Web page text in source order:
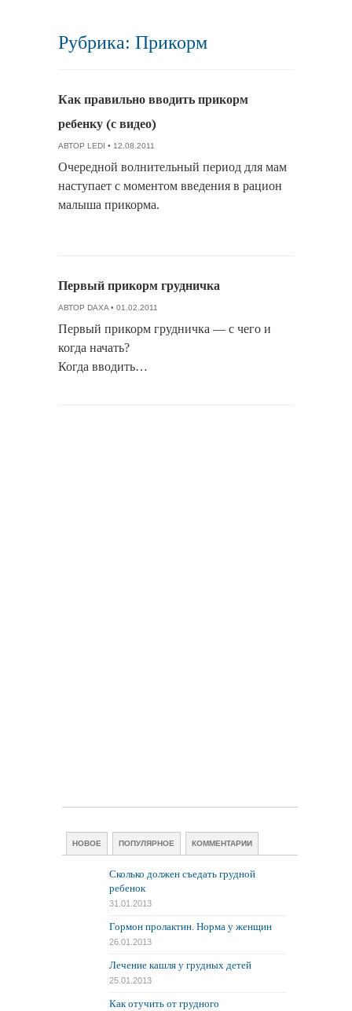
Рубрика: Прикорм
Как правильно вводить прикорм
ребенку (с видео)
АВТОР LEDI • 12.08.2011
Очередной волнительный период для мам
наступает с моментом введения в рацион
малыша прикорма.
Первый прикорм грудничка
АВТОР DAXA• 01.02.2011
Первый прикорм грудничка — с чего и
когда начать?
Когда вводить…
НОВОЕ ПОПУЛЯРНОЕ КОММЕНТАРИИ
Сколько должен съедать грудной
ребенок
31.01.2013
Гормон пролактин. Норма у женщин
26.01.2013
Лечение кашля у грудных детей
25.01.2013
Как отучить от грудного